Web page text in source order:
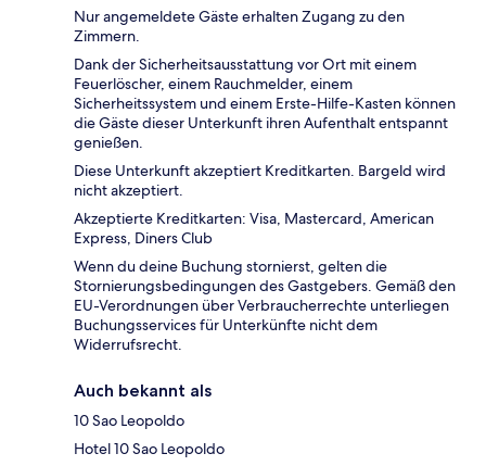
Nur angemeldete Gäste erhalten Zugang zu den
Zimmern.
Dank der Sicherheitsausstattung vor Ort mit einem
Feuerlöscher, einem Rauchmelder, einem
Sicherheitssystem und einem Erste-Hilfe-Kasten können
die Gäste dieser Unterkunft ihren Aufenthalt entspannt
genießen.
Diese Unterkunft akzeptiert Kreditkarten. Bargeld wird
nicht akzeptiert.
Akzeptierte Kreditkarten: Visa, Mastercard, American
Express, Diners Club
Wenn du deine Buchung stornierst, gelten die
Stornierungsbedingungen des Gastgebers. Gemäß den
EU-Verordnungen über Verbraucherrechte unterliegen
Buchungsservices für Unterkünfte nicht dem
Widerrufsrecht.
Auch bekannt als
10 Sao Leopoldo
Hotel 10 Sao Leopoldo